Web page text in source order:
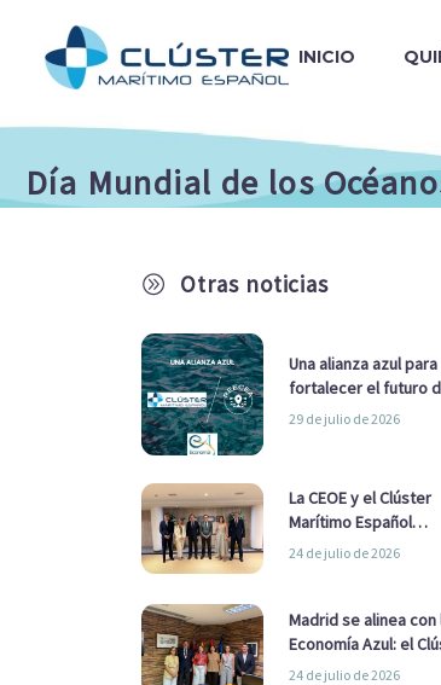
INICIO
Día Mundial de los
A Otras noticias
Una alianza azul para
fortalecer el futuro
sector marítimo
29 de julio de 2026
La CEOE y el Clúster
Marítimo Español
refuerzan su alianza
24 de julio de 2026
Madrid se alinea con
Economía Azul: el
Marítimo Español y la
24 de julio de 2026